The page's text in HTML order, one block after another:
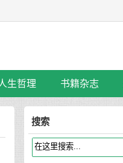
生哲理 书籍杂志
搜索